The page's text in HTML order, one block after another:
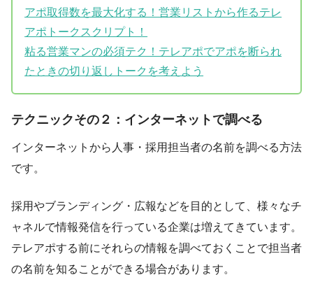
アポ取得数を最大化する！営業リストから作るテレ
アポトークスクリプト！
粘る営業マンの必須テク！テレアポでアポを断られ
たときの切り返しトークを考えよう
テクニックその２：インターネットで調べる
インターネットから人事・採用担当者の名前を調べる方法
です。
採用やブランディング・広報などを目的として、様々なチ
ャネルで情報発信を行っている企業は増えてきています。
テレアポする前にそれらの情報を調べておくことで担当者
の名前を知ることができる場合があります。